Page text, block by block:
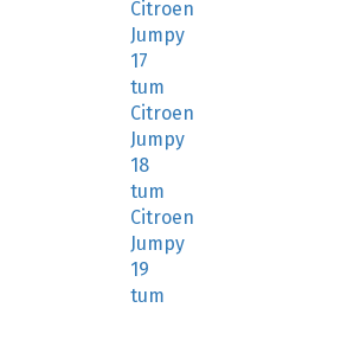
Citroen
Jumpy
17
tum
Citroen
Jumpy
18
tum
Citroen
Jumpy
19
tum